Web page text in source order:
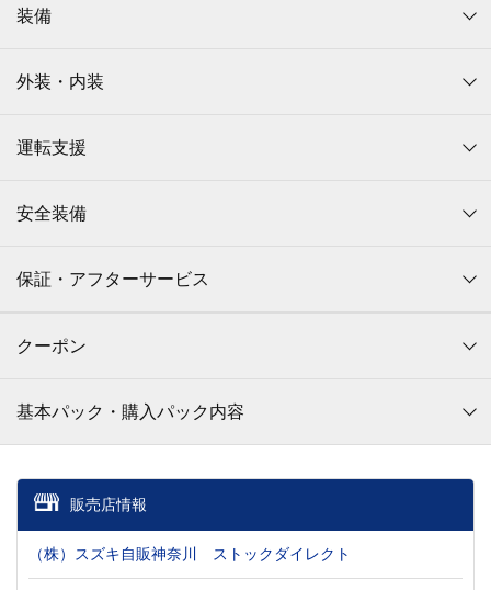
装備
外装・内装
運転支援
安全装備
保証・アフターサービス
クーポン
基本パック・購入パック内容
販売店情報
（株）スズキ自販神奈川 ストックダイレクト